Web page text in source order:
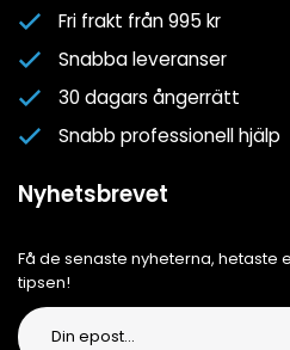
Nyhetsbrev
Om oss
Cookiepolicy
Cookie-inställningar
Fri frakt från 995 kr
Snabba leveranser
30 dagars ångerrätt
Snabb professionell hjälp
Nyhetsbrevet
Få de senaste nyheterna, hetaste
tipsen!